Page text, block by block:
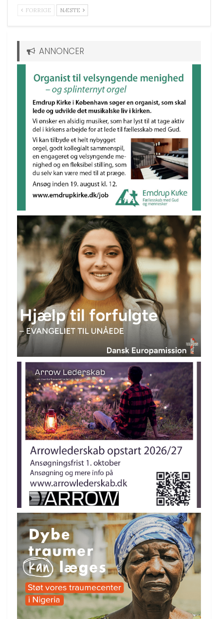
FORRIGE NÆSTE
ANNONCER